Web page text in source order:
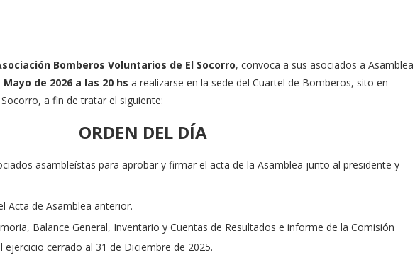
Bomberos Voluntarios de El Socorro, convoca a sus asociados a Asamblea
Mayo de 2026 a las 20 hs a realizarse en la sede del Cuartel de Bomberos, sito en
a fin de tratar el siguiente:
ORDEN DEL DÍA
asambleístas para aprobar y firmar el acta de la Asamblea junto al presidente y
Acta de Asamblea anterior.
Balance General, Inventario y Cuentas de Resultados e informe de la Comisión
ejercicio cerrado al 31 de Diciembre de 2025.